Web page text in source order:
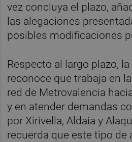
vez concluya el plazo,
las alegaciones
posibles modificaciones
Respecto al largo plazo,
reconoce que trabaja en
red de Metrovalencia
y en atender demandas
por Xirivella, Aldaia y
recuerda que este tipo de